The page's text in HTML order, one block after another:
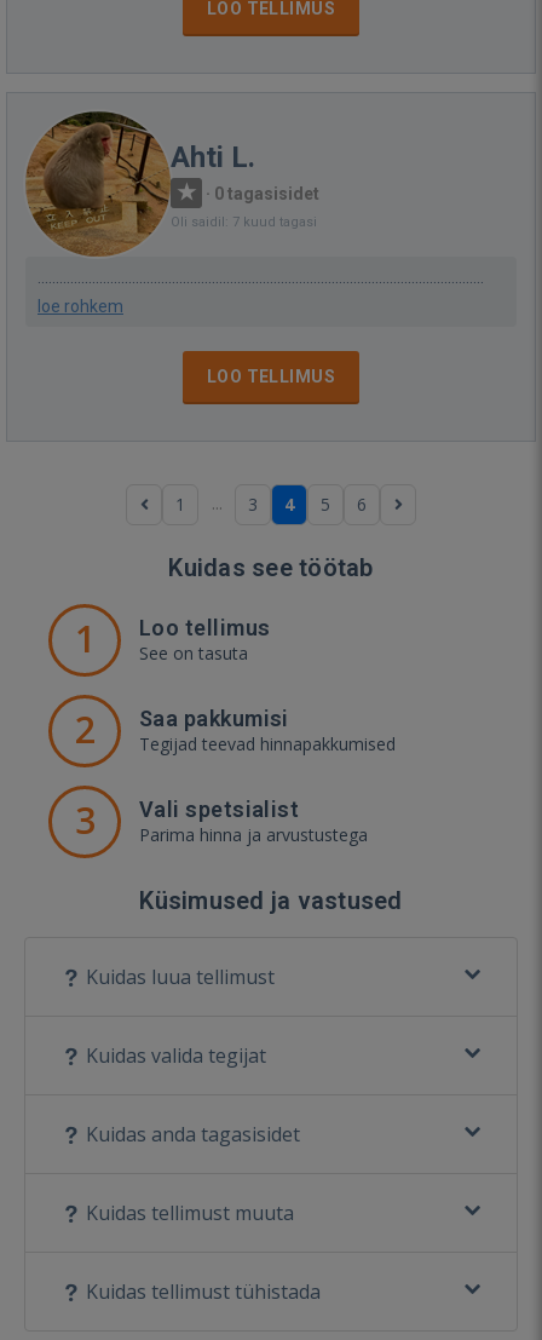
LOO TELLIMUS
Ahti L.
· 0 tagasisidet
Oli saidil: 7 kuud tagasi
loe rohkem
LOO TELLIMUS
1 ... 3 4 5 6
Kuidas see töötab
1 Loo tellimus
See on tasuta
2 Saa pakkumisi
Tegijad teevad hinnapakkumised
3 Vali spetsialist
Parima hinna ja arvustustega
Küsimused ja vastused
Kuidas luua tellimust
Kuidas valida tegijat
Kuidas anda tagasisidet
Kuidas tellimust muuta
Kuidas tellimust tühistada